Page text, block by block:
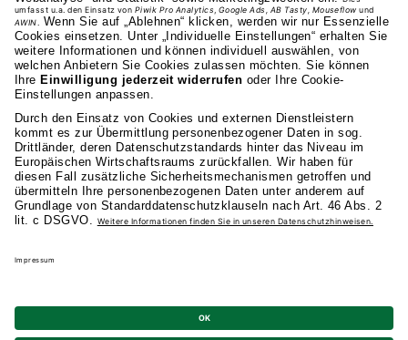
Studienangebot
Fakultäten
AKAD
Datenschutz
Allgemeine Studienbedingungen